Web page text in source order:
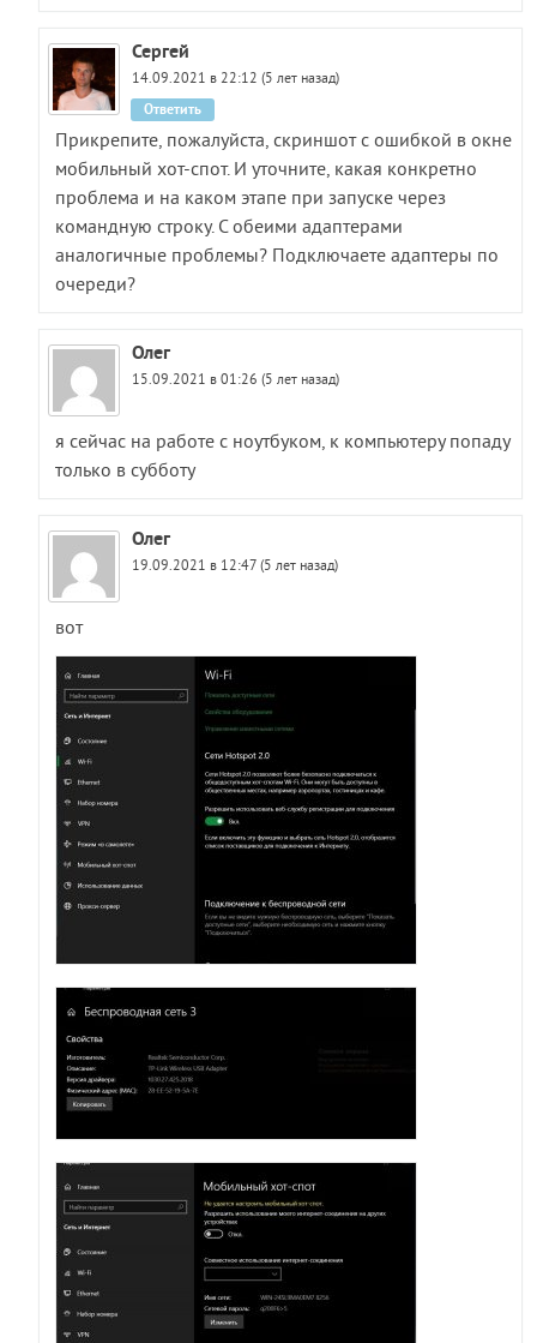
Сергей
14.09.2021 в 22:12 (5 лет назад)
Прикрепите, пожалуйста, скриншот с ошибкой в окне
мобильный хот-спот. И уточните, какая конкретно
проблема и на каком этапе при запуске через
командную строку. С обеими адаптерами
аналогичные проблемы? Подключаете адаптеры по
очереди?
Ответить
Олег
15.09.2021 в 01:26 (5 лет назад)
я сейчас на работе с ноутбуком, к компьютеру попаду
только в субботу
Олег
19.09.2021 в 12:47 (5 лет назад)
вот